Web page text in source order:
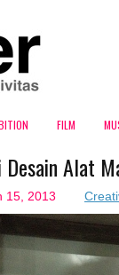
FILM
Desain Alat
15, 2013